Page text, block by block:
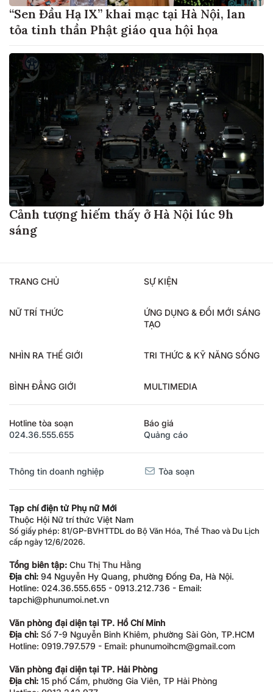
“Sen Đầu Hạ IX” khai mạc tại Hà Nội, lan
tỏa tinh thần Phật giáo qua hội họa
Cảnh tượng hiếm thấy ở Hà Nội lúc 9h
sáng
TRANG CHỦ SỰ KIỆN
NỮ TRÍ THỨC
ỨNG DỤNG & ĐỔI MỚI SÁNG
TẠO
NHÌN RA THẾ GIỚI TRI THỨC & KỸ NĂNG SỐNG
BÌNH ĐẲNG GIỚI MULTIMEDIA
Hotline tòa soạn
024.36.555.655
Báo giá
Quảng cáo
Thông tin doanh nghiệp Tòa soạn
Tạp chí điện tử Phụ nữ Mới
Thuộc Hội Nữ trí thức Việt Nam
Số giấy phép: 81/GP-BVHTTDL do Bộ Văn Hóa, Thể Thao và Du Lịch
cấp ngày 12/6/2026.
Tổng biên tập: Chu Thị Thu Hằng
Địa chỉ: 94 Nguyễn Hy Quang, phường Đống Đa, Hà Nội.
Hotline: 024.36.555.655 - 0913.212.736 - Email:
tapchi@phunumoi.net.vn
Văn phòng đại diện tại TP. Hồ Chí Minh
Địa chỉ: Số 7-9 Nguyễn Bỉnh Khiêm, phường Sài Gòn, TP.HCM
Hotline: 0919.797.579 - Email: phunumoihcm@gmail.com
Văn phòng đại diện tại TP. Hải Phòng
Địa chỉ: 15 phố Cấm, phường Gia Viên, TP Hải Phòng